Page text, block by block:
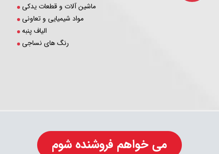
ماشین آلات و قطعات یدکی
مواد شیمیایی و تعاونی
الیاف پنبه
رنگ های نساجی
می خواهم فروشنده شوم